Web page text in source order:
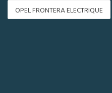
OPEL FRONTERA ELECTRIQUE